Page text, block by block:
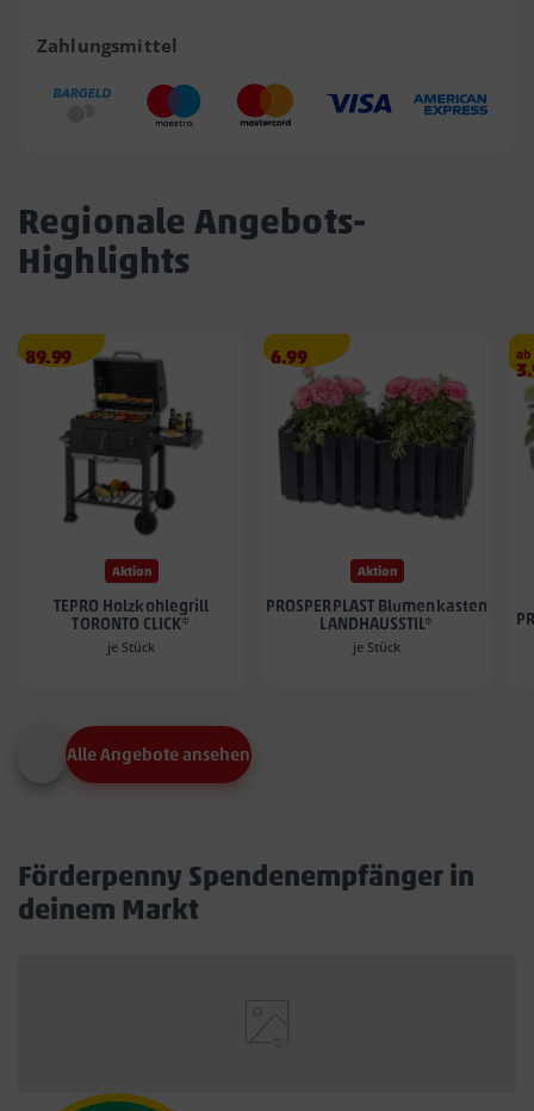
Zahlungsmittel
Regionale Angebots-
Highlights
Angebotspreis
89.99
89.99
Aktion
TEPRO Holzkohlegrill
TORONTO CLICK*
je Stück
Angebotspreis
6.99
6.99
Aktion
PROSPERPLAST Blumenkasten
LANDHAUSSTIL*
je Stück
ab
€
Alle Angebote ansehen
Förderpenny Spendenempfänger in
deinem Markt